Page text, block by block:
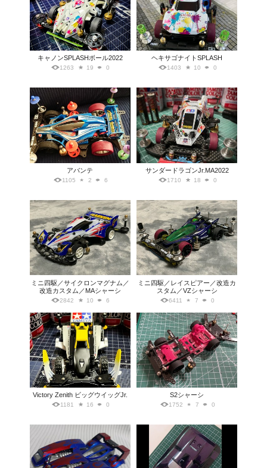
キャノンSPLASHボール2022
1263 19 0
ヘキサゴナイトSPLASH
1403 10 0
アバンテ
1105 2 6
サンダードラゴンJr.MA2022
1710 18 0
ミニ四駆／サイクロンマグナム／
改造カスタム／MAシャーシ
2842 10 6
ミニ四駆／レイスピアー／改造カ
スタム／VZシャーシ
6411 7 0
Victory Zenith ビッグウイッグJr.
1181 16 0
S2シャーシ
1752 7 0